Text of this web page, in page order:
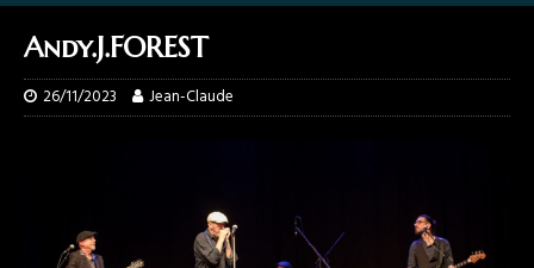
Andy.J.FOREST
26/11/2023 Jean-Claude